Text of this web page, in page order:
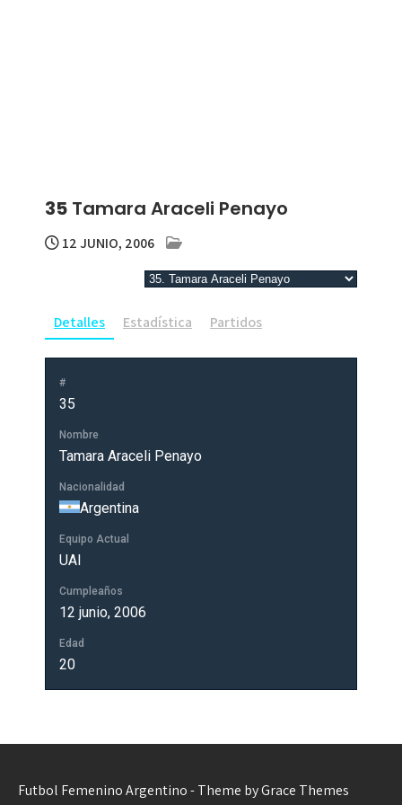
35 Tamara Araceli Penayo
12 JUNIO, 2006
Detalles Estadística Partidos
#
35
Nombre
Tamara Araceli Penayo
Nacionalidad
Argentina
Equipo Actual
UAI
Cumpleaños
12 junio, 2006
Edad
20
Futbol Femenino Argentino - Theme by Grace Themes